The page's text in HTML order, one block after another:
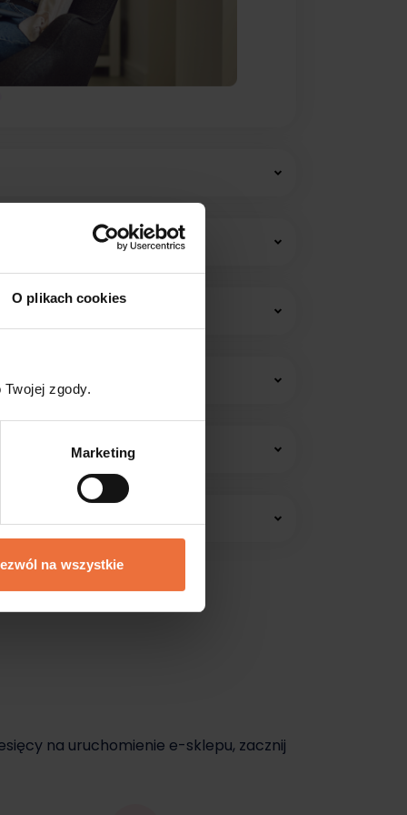
O plikach cookies
zgody.
Marketing
na wszystkie
jeszcze dziś.
na uruchomienie e-sklepu, zacznij